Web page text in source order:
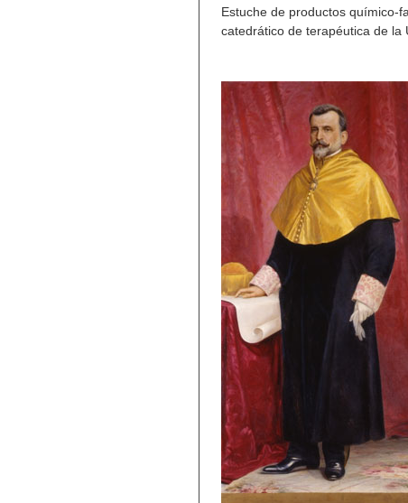
Estuche de productos químico-
catedrático de terapéutica de la